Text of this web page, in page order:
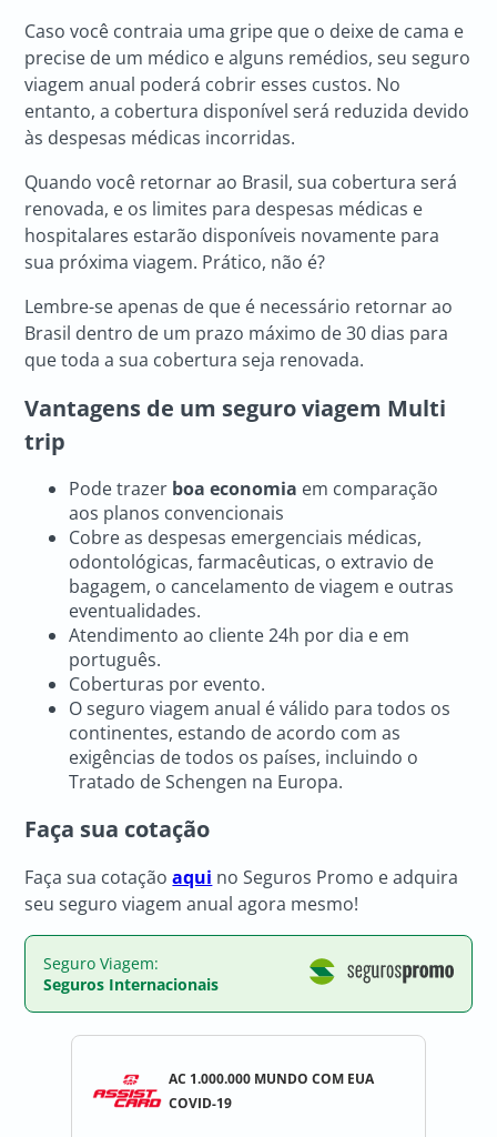
Caso você contraia uma gripe que o deixe de cama e
precise de um médico e alguns remédios, seu seguro
viagem anual poderá cobrir esses custos. No
entanto, a cobertura disponível será reduzida devido
às despesas médicas incorridas.
Quando você retornar ao Brasil, sua cobertura será
renovada, e os limites para despesas médicas e
hospitalares estarão disponíveis novamente para
sua próxima viagem. Prático, não é?
Lembre-se apenas de que é necessário retornar ao
Brasil dentro de um prazo máximo de 30 dias para
que toda a sua cobertura seja renovada.
Vantagens de um seguro viagem Multi
trip
Pode trazer boa economia em comparação
aos planos convencionais
Cobre as despesas emergenciais médicas,
odontológicas, farmacêuticas, o extravio de
bagagem, o cancelamento de viagem e outras
eventualidades.
Atendimento ao cliente 24h por dia e em
português.
Coberturas por evento.
O seguro viagem anual é válido para todos os
continentes, estando de acordo com as
exigências de todos os países, incluindo o
Tratado de Schengen na Europa.
Faça sua cotação
Faça sua cotaçãoaqui no Seguros Promo e adquira
seu seguro viagem anual agora mesmo!
Seguro Viagem:
Seguros Internacionais
AC 1.000.000 MUNDO COM EUA
COVID-19